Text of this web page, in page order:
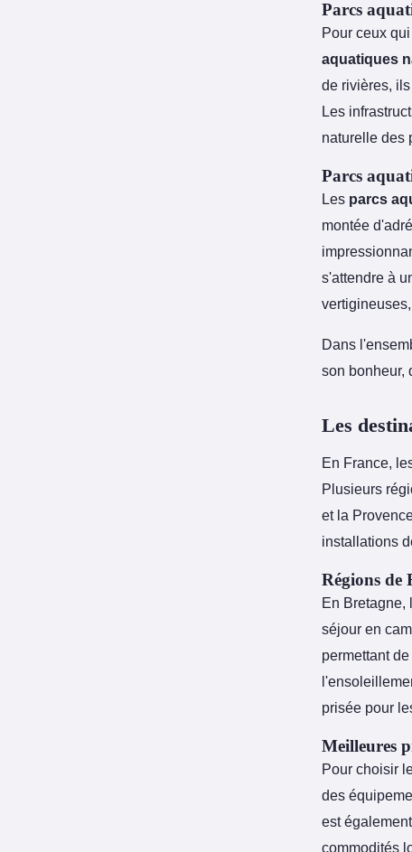
Parcs
Pour ceux
aquatiques
de rivières,
Les
naturelle des
Parcs
Les parcs
montée
s'attendre à
Dans
son bonheur,
Les
En France,
Plusieurs
et la
installations
Régions de
En Bretagne,
séjour en
permettant
prisée pour
Meilleures
Pour choisir
des
est
commodités